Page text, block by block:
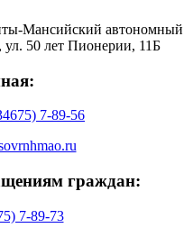
Мансийский автономный
50 лет Пионерии, 11Б
7-89-56
граждан:
7-89-73